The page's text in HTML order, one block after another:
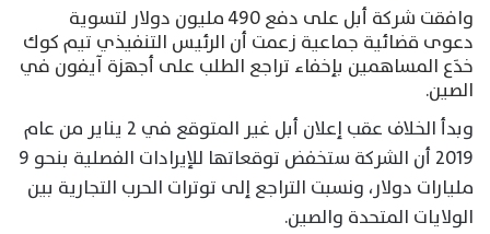
وافقت شركة أبل على دفع 490 مليون دولار لتسوية
دعوى قضائية جماعية زعمت أن الرئيس التنفيذي تيم كوك
خدَع المساهمين بإخفاء تراجع الطلب على أجهزة آيفون في
الصين.
وبدأ الخلاف عقب إعلان أبل غير المتوقع في 2 يناير من عام
2019 أن الشركة ستخفض توقعاتها للإيرادات الفصلية بنحو 9
مليارات دولار، ونسبت التراجع إلى توترات الحرب التجارية بين
الولايات المتحدة والصين.